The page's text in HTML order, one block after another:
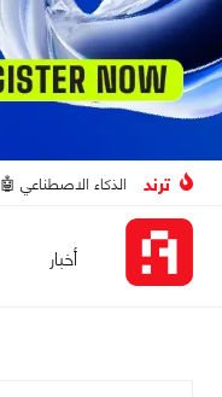
ترند الذكاء الاصطناعي 🤖
أخبار